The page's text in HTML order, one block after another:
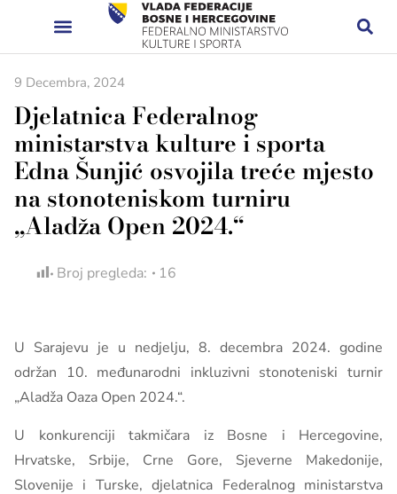
9 Decembra, 2024
Djelatnica Federalnog
ministarstva kulture i sporta
Edna Šunjić osvojila treće mjesto
na stonoteniskom turniru
„Aladža Open 2024.“
Broj pregleda: 16
U Sarajevu je u nedjelju, 8. decembra 2024. godine
održan 10. međunarodni inkluzivni stonoteniski turnir
„Aladža Oaza Open 2024.“.
U konkurenciji takmičara iz Bosne i Hercegovine,
Hrvatske, Srbije, Crne Gore, Sjeverne Makedonije,
Slovenije i Turske, djelatnica Federalnog ministarstva